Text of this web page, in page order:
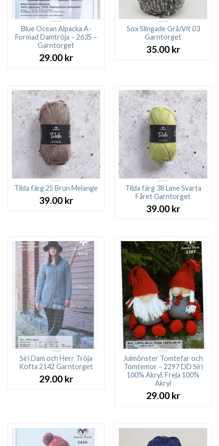
Blue Ocean Alpacka A-
Formad Damtröja – 2635 –
Garntorget
29.00 kr
Sox Slingade Grå/Vit 03
Garntorget
35.00 kr
Tilda färg 25 Brun Melange
39.00 kr
Tilda färg 38 Lime Svarta
Fåret Garntorget
39.00 kr
Siri Dam och Herr Tröja
Kofta 2142 Garntorget
29.00 kr
Julmönster Tomtefar och
Tomtemor – 2297 DD Siri
100% Akryl. Freja 100%
Akryl
29.00 kr